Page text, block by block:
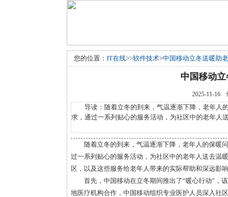
您的位置： IT在线>>软件技术>中国移动立冬送暖助
中国移动
2025-11-16
导读：随着立冬的到来，气温逐渐下降，老年人
求，通过一系列贴心的服务活动，为社区中的老年人
随着立冬的到来，气温逐渐下降，老年人的保暖
过一系列贴心的服务活动，为社区中的老年人送去温
区，以及这些服务给老年人带来的实际帮助和深远影响
首先，中国移动在立冬期间推出了“暖心行动”，
地医疗机构合作，中国移动组织专业医护人员深入社